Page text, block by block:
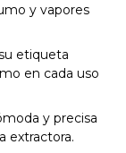
y vapores
etiqueta
en cada uso
y precisa
extractora.